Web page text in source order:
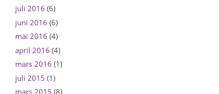
juli 2016 (6)
juni 2016 (6)
mai 2016 (4)
april 2016 (4)
mars 2016 (1)
juli 2015 (1)
mars 2015 (8)